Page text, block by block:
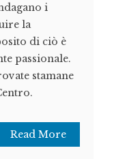
i
la
di ciò è
passionale.
stamane
Read More